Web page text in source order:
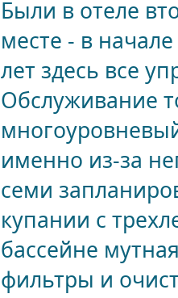
Были в отеле
месте - в
лет здесь все
Обслуживание
именно из-за
семи
купании с
бассейне
фильтры и